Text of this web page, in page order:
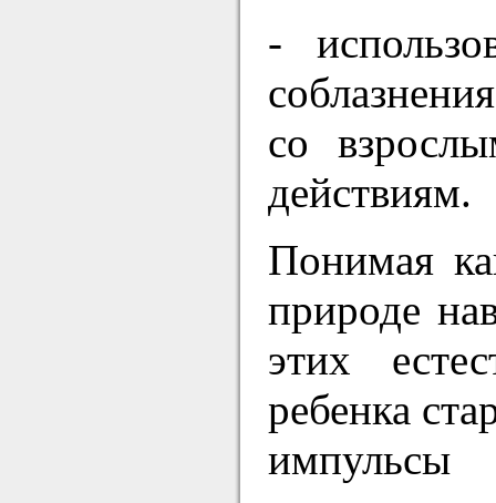
-
со
действиям.
Понимая
природе
этих
ребенка